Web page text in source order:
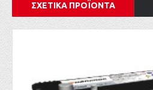
ΣΧΕΤΙΚΑ ΠΡΟΪΟΝΤΑ